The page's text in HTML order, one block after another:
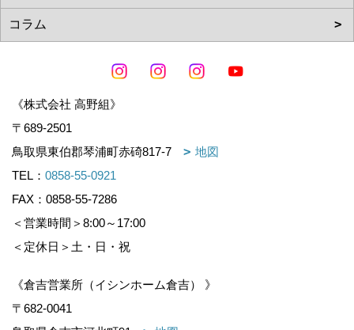
《株式会社 高野組》
〒689-2501
鳥取県東伯郡琴浦町赤碕817-7
地図
TEL： 0858-55-0921
FAX：0858-55-7286
＜営業時間＞8:00～17:00
＜定休日＞土・日・祝
《倉吉営業所（イシンホーム倉吉） 》
〒682-0041